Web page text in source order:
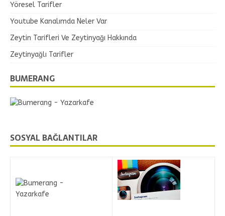
Yöresel Tarifler
Youtube Kanalımda Neler Var
Zeytin Tarifleri Ve Zeytinyağı Hakkında
Zeytinyağlı Tarifler
BUMERANG
SOSYAL BAĞLANTILAR